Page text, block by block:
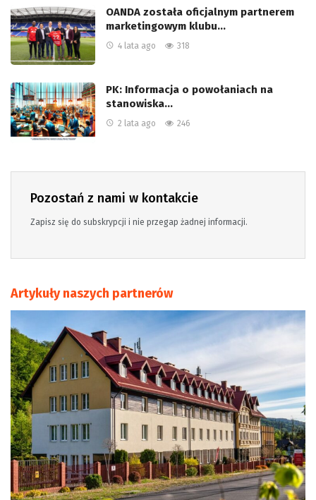
OANDA została oficjalnym partnerem
marketingowym klubu…
4 lata ago 318
PK: Informacja o powołaniach na
stanowiska…
2 lata ago 246
Pozostań z nami w kontakcie
Zapisz się do subskrypcji i nie przegap żadnej informacji.
Artykuły naszych partnerów